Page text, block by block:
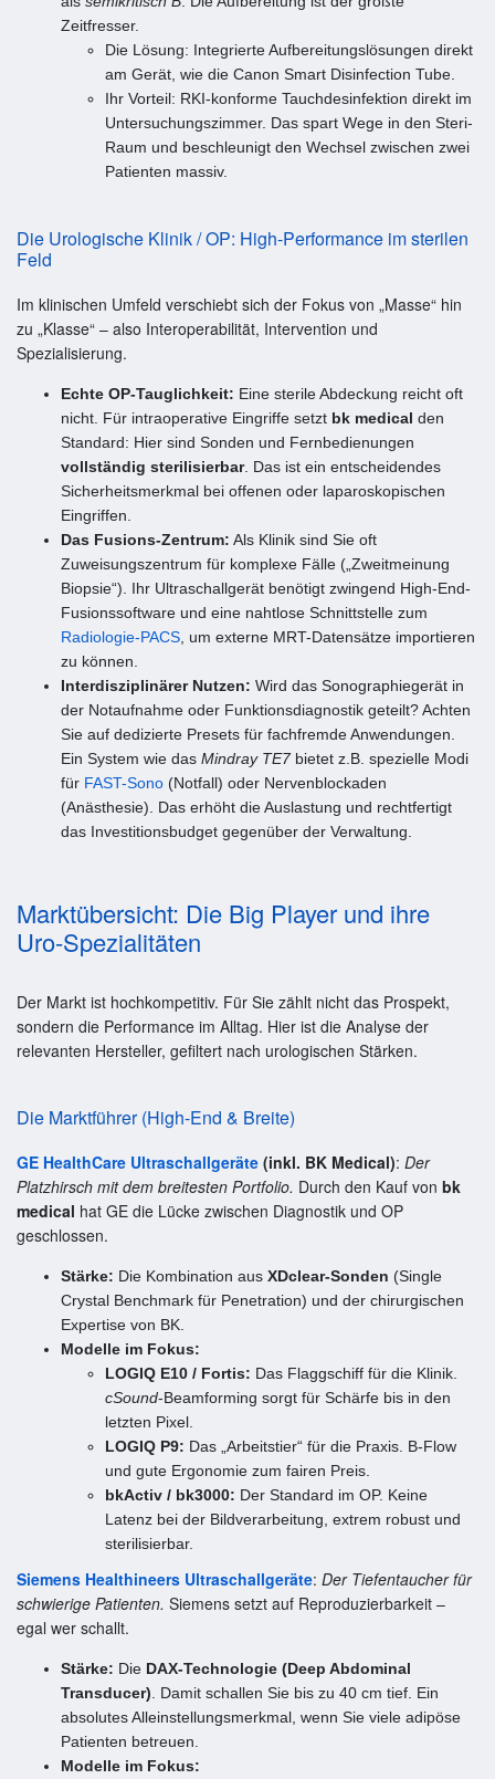
Zeitfresser.
Die Lösung: Integrierte Aufbereitungslösungen direkt
am Gerät, wie die Canon Smart Disinfection Tube.
Ihr Vorteil: RKI-konforme Tauchdesinfektion direkt im
Untersuchungszimmer. Das spart Wege in den Steri-
Raum und beschleunigt den Wechsel zwischen zwei
Patienten massiv.
Die Urologische Klinik / OP: High-Performance im sterilen
Feld
Im klinischen Umfeld verschiebt sich der Fokus von „Masse“ hin
zu „Klasse“ – also Interoperabilität, Intervention und
Spezialisierung.
Echte OP-Tauglichkeit: Eine sterile Abdeckung reicht oft
nicht. Für intraoperative Eingriffe setzt bk medical den
Standard: Hier sind Sonden und Fernbedienungen
vollständig sterilisierbar. Das ist ein entscheidendes
Sicherheitsmerkmal bei offenen oder laparoskopischen
Eingriffen.
Das Fusions-Zentrum: Als Klinik sind Sie oft
Zuweisungszentrum für komplexe Fälle („Zweitmeinung
Biopsie“). Ihr Ultraschallgerät benötigt zwingend High-End-
Fusionssoftware und eine nahtlose Schnittstelle zum
Radiologie-PACS , um externe MRT-Datensätze importieren
zu können.
Interdisziplinärer Nutzen: Wird das Sonographiegerät in
der Notaufnahme oder Funktionsdiagnostik geteilt? Achten
Sie auf dedizierte Presets für fachfremde Anwendungen.
Ein System wie das Mindray TE7bietet z.B. spezielle Modi
für FAST-Sono (Notfall) oder Nervenblockaden
(Anästhesie). Das erhöht die Auslastung und rechtfertigt
das Investitionsbudget gegenüber der Verwaltung.
Marktübersicht: Die Big Player und ihre
Uro-Spezialitäten
Der Markt ist hochkompetitiv. Für Sie zählt nicht das Prospekt,
sondern die Performance im Alltag. Hier ist die Analyse der
relevanten Hersteller, gefiltert nach urologischen Stärken.
Die Marktführer (High-End & Breite)
GE HealthCare Ultraschallgeräte (inkl. BK Medical): Der
Platzhirsch mit dem breitesten Portfolio. Durch den Kauf von bk
medical hat GE die Lücke zwischen Diagnostik und OP
geschlossen.
Stärke: Die Kombination aus XDclear-Sonden (Single
Crystal Benchmark für Penetration) und der chirurgischen
Expertise von BK.
Modelle im Fokus:
LOGIQ E10 / Fortis: Das Flaggschiff für die Klinik.
cSound-Beamforming sorgt für Schärfe bis in den
letzten Pixel.
LOGIQ P9: Das „Arbeitstier“ für die Praxis. B-Flow
und gute Ergonomie zum fairen Preis.
bkActiv / bk3000: Der Standard im OP. Keine
Latenz bei der Bildverarbeitung, extrem robust und
sterilisierbar.
Siemens Healthineers Ultraschallgeräte: Der Tiefentaucher für
schwierige Patienten. Siemens setzt auf Reproduzierbarkeit –
egal wer schallt.
Stärke: Die DAX-Technologie (Deep Abdominal
Transducer) . Damit schallen Sie bis zu 40 cm tief. Ein
absolutes Alleinstellungsmerkmal, wenn Sie viele adipöse
Patienten betreuen.
Modelle im Fokus: